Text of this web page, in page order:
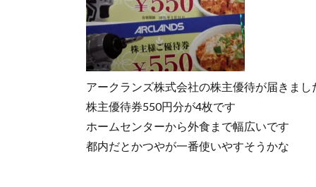
アークランズ株式会社の株主優待が届きまし
株主優待券550円分が4枚です
ホームセンターから外食まで幅広いです
都内だとかつやが一番使いやすそうかな